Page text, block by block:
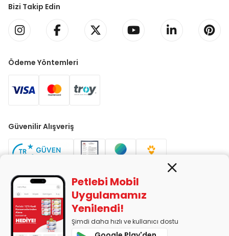
Bizi Takip Edin
Ödeme Yöntemleri
Güvenilir Alışveriş
PETLEBİ EVCİL HAYVAN ÜRÜNLERİ PAZ. SAN. TİC. LTD. ŞTİ. Alaşarköy
Mah. 1. Alaşar Cad. No: 9 Osmangazi/Bursa
7290599225 vergi numarasıyla Uludağ Vergi Dairesi'ne bağlıdır.
Petlebi Mobil
Uygulamamız
Yenilendi!
Şimdi daha hızlı ve kullanıcı dostu